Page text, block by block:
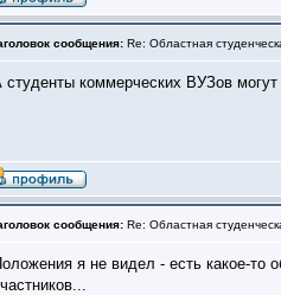
сообщения: Re: Областная
студенты коммерческих ВУЗов
сообщения: Re: Областная
я не видел - есть какое-то